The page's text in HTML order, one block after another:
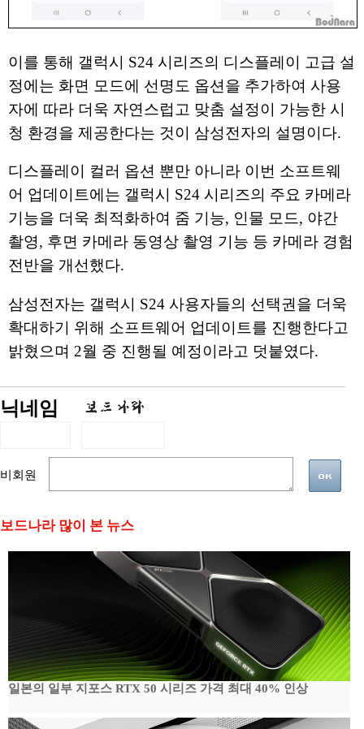
이를 통해 갤럭시 S24 시리즈의 디스플레이 고급 설
정에는 화면 모드에 선명도 옵션을 추가하여 사용
자에 따라 더욱 자연스럽고 맞춤 설정이 가능한 시
청 환경을 제공한다는 것이 삼성전자의 설명이다.
디스플레이 컬러 옵션 뿐만 아니라 이번 소프트웨
어 업데이트에는 갤럭시 S24 시리즈의 주요 카메라
기능을 더욱 최적화하여 줌 기능, 인물 모드, 야간
촬영, 후면 카메라 동영상 촬영 기능 등 카메라 경험
전반을 개선했다.
삼성전자는 갤럭시 S24 사용자들의 선택권을 더욱
확대하기 위해 소프트웨어 업데이트를 진행한다고
밝혔으며 2월 중 진행될 예정이라고 덧붙였다.
닉네임
비회원
보드나라 많이 본 뉴스
일본의 일부 지포스 RTX 50 시리즈 가격 최대 40% 인상